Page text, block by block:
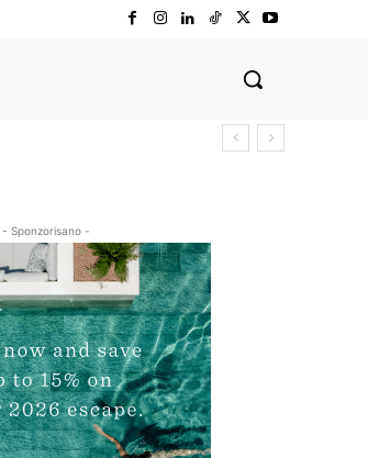
- Sponzorisano -